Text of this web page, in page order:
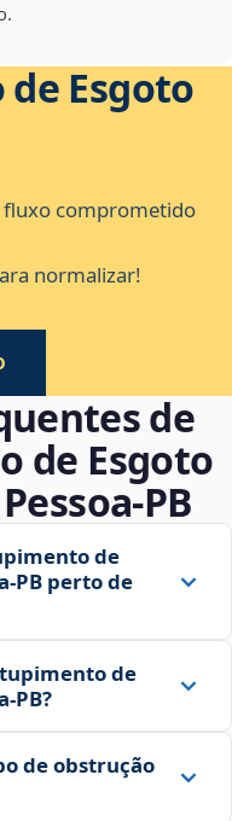
Esgoto
fluxo comprometido
normalizar!
de
de Esgoto
de
perto de
de
de obstrução